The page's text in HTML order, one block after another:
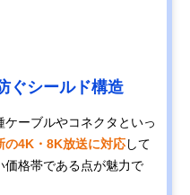
ぐシールド構造
ーブルやコネクタといっ
の4K・8K放送に対応して
価格帯である点が魅力で